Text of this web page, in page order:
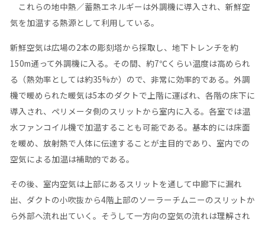
これらの地中熱／蓄熱エネルギーは外調機に導入され、新鮮空
気を加温する熱源として利用している。
新鮮空気は広場の2本の彫刻塔から採取し、地下トレンチを約
150m通って外調機に入る。その間、約7℃くらい温度は高められ
る（熱効率としては約35%か）ので、非常に効率的である。外調
機で暖められた暖気は5本のダクトで上階に運ばれ、各階の床下に
導入され、ペリメータ側のスリットから室内に入る。各室では温
水ファンコイル機で加温することも可能である。基本的には床面
を暖め、放射熱で人体に伝達することが主目的であり、室内での
空気による加温は補助的である。
その後、室内空気は上部にあるスリットを通して中廊下に漏れ
出、ダクトの小吹抜から4階上部のソーラーチムニーのスリットか
ら外部へ流れ出ていく。そうして一方向の空気の流れは理解され